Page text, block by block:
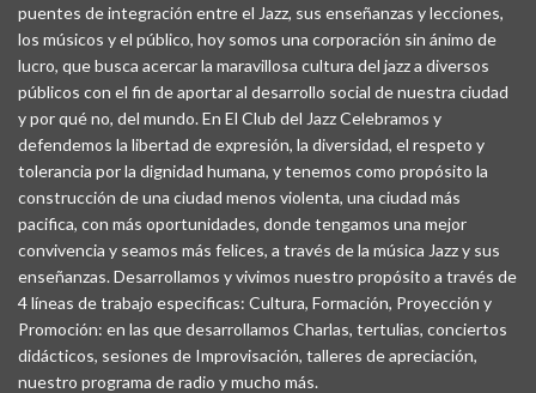
puentes de integración entre el Jazz, sus enseñanzas y lecciones,
los músicos y el público, hoy somos una corporación sin ánimo de
lucro, que busca acercar la maravillosa cultura del jazz a diversos
públicos con el fin de aportar al desarrollo social de nuestra ciudad
y por qué no, del mundo. En El Club del Jazz Celebramos y
defendemos la libertad de expresión, la diversidad, el respeto y
tolerancia por la dignidad humana, y tenemos como propósito la
construcción de una ciudad menos violenta, una ciudad más
pacifica, con más oportunidades, donde tengamos una mejor
convivencia y seamos más felices, a través de la música Jazz y sus
enseñanzas. Desarrollamos y vivimos nuestro propósito a través de
4 líneas de trabajo especificas: Cultura, Formación, Proyección y
Promoción: en las que desarrollamos Charlas, tertulias, conciertos
didácticos, sesiones de Improvisación, talleres de apreciación,
nuestro programa de radio y mucho más.